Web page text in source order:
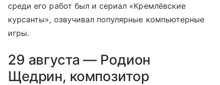
среди его работ был и сериал «Кремлёвские
курсанты», озвучивал популярные компьютерные
игры.
29 августа — Родион
Щедрин, композитор